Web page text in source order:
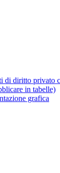
di diritto privato
in tabelle)
grafica